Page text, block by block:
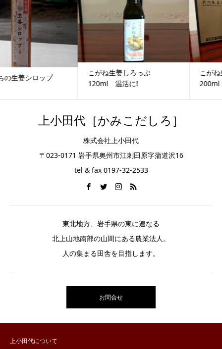
こがね生姜しろっぷ
120ml 温活に!
こがね生姜しろっぷ
200ml 温活にオススメ...
上小田代［かみこだしろ］
株式会社上小田代
〒023-0171 岩手県奥州市江刺田原字蒲道沢16
tel & fax 0197-32-2533
東北地方、岩手県の東に連なる
北上山地南部の山間にある農業法人。
人の集まる田舎を目指します。
お問合せ
上小田代について